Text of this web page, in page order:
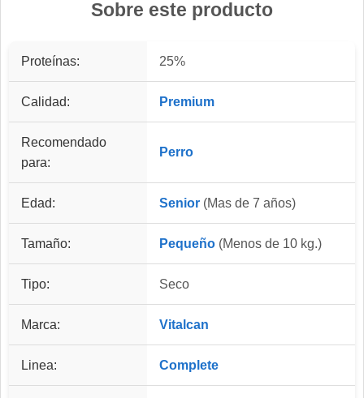
Sobre este producto
Proteínas: 25%
Calidad: Premium
Recomendado
para:
Perro
Edad: Senior (Mas de 7 años)
Tamaño: Pequeño (Menos de 10 kg.)
Tipo: Seco
Marca: Vitalcan
Linea: Complete